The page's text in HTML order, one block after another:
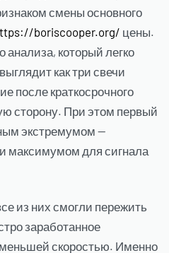
смены основного
boriscooper.org/ цены.
анализа, который легко
как три свечи
после краткосрочного
сторону. При этом первый
экстремумом —
максимумом для сигнала
из них смогли пережить
заработанное
скоростью. Именно